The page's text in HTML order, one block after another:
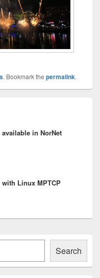
. Bookmark the permalink.
available in NorNet
with Linux MPTCP
Search